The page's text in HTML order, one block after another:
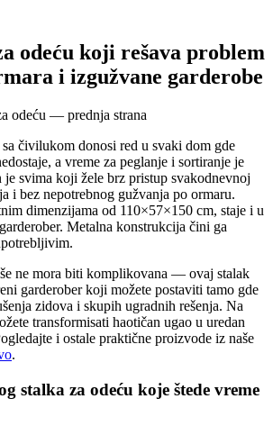
odeću koji rešava problem
i izgužvane garderobe
čivilukom donosi red u svaki dom gde
a vreme za peglanje i sortiranje je
je svima koji žele brz pristup svakodnevnoj
i bez nepotrebnog gužvanja po ormaru.
dimenzijama od 110×57×150 cm, staje i u
Metalna konstrukcija čini ga
ne mora biti komplikovana — ovaj stalak
garderober koji možete postaviti tamo gde
zidova i skupih ugradnih rešenja. Na
transformisati haotičan ugao u uredan
i ostale praktične proizvode iz naše
.
stalka za odeću koje štede vreme